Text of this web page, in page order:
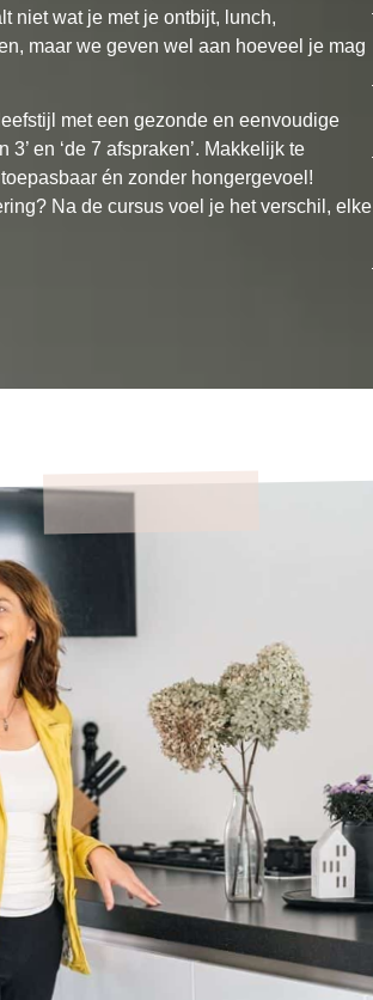
niet wat je met je ontbijt, lunch,
maar we geven wel aan hoeveel je mag
met een gezonde en eenvoudige
3’ en ‘de 7 afspraken’. Makkelijk te
én zonder hongergevoel!
Na de cursus voel je het verschil, elke